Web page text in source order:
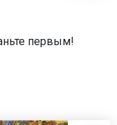
первым!